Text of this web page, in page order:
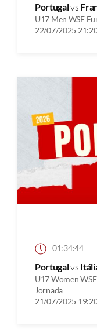
Portugalvs
U17 Men WSE
22/07/2025
01:34:44
Portugalvs
U17 Women
Jornada
21/07/2025